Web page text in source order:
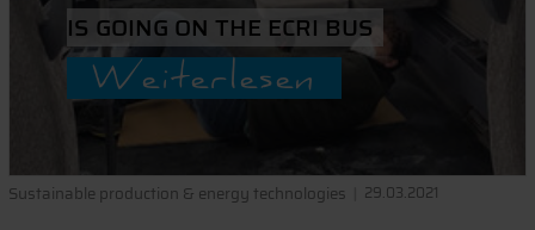
IS GOING ON THE ECRI BUS
Weiterlesen
Sustainable production & energy technologies 29.03.2021